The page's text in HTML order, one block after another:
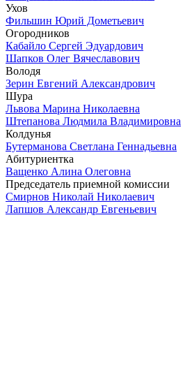
Ухов
Фильшин Юрий Дометьевич
Огородников
Кабайло Сергей Эдуардович
Шапков Олег Вячеславович
Володя
Зерин Евгений Александрович
Шура
Львова Марина Николаевна
Штепанова Людмила Владимировна
Колдунья
Бутерманова Светлана Геннадьевна
Абитуриентка
Ващенко Алина Олеговна
Председатель приемной комиссии
Смирнов Николай Николаевич
Лапшов Александр Евгеньевич